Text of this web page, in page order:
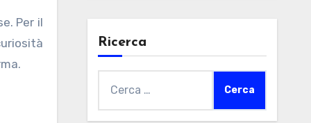
Ricerca
per: